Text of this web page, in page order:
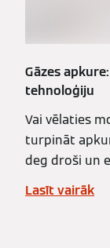
Gāzes
tehnoloģiju
Vai vēlaties
turpināt
deg droši un
Lasīt vairāk